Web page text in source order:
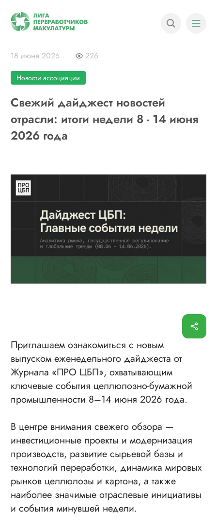
18 июня 2026 226
Новости ассоциации
Свежий дайджест новостей
отрасли: итоги недели 8 - 14 июня
2026 года
Приглашаем ознакомиться с новым
выпуском еженедельного дайджеста от
Журнала «ПРО ЦБП», охватывающим
ключевые события целлюлозно-бумажной
промышленности 8–14 июня 2026 года.
В центре внимания свежего обзора —
инвестиционные проекты и модернизация
производств, развитие сырьевой базы и
технологий переработки, динамика мировых
рынков целлюлозы и картона, а также
наиболее значимые отраслевые инициативы
и события минувшей недели.